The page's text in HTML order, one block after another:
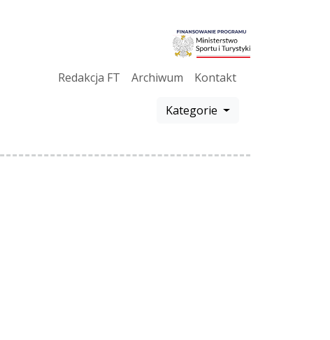
Redakcja FT Archiwum Kontakt
Kategorie